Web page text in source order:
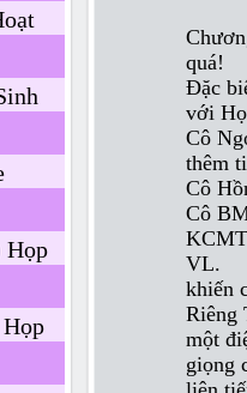
quá!
Đặc
với
Cô
thêm
Cô
Cô
VL.
khiến
Riêng
một
giọng
Họp